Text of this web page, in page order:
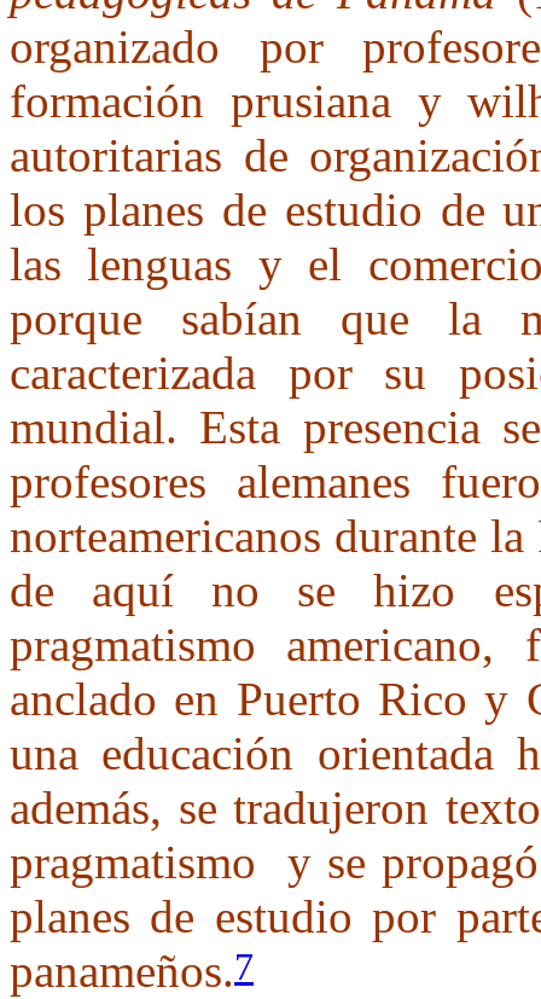
organizado por
formación prusiana y
autoritarias de
los planes de estudio de
las lenguas y el
porque sabían que la
caracterizada por su
mundial. Esta presencia
profesores alemanes
norteamericanos durante
de aquí no se hizo
pragmatismo
anclado en Puerto Rico y
una educación
además, se tradujeron
pragmatismo y se
planes de estudio por
panameños.7